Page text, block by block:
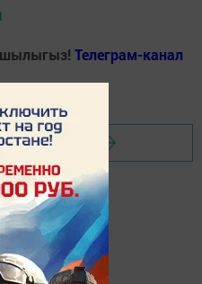
Телеграм-канал
новости